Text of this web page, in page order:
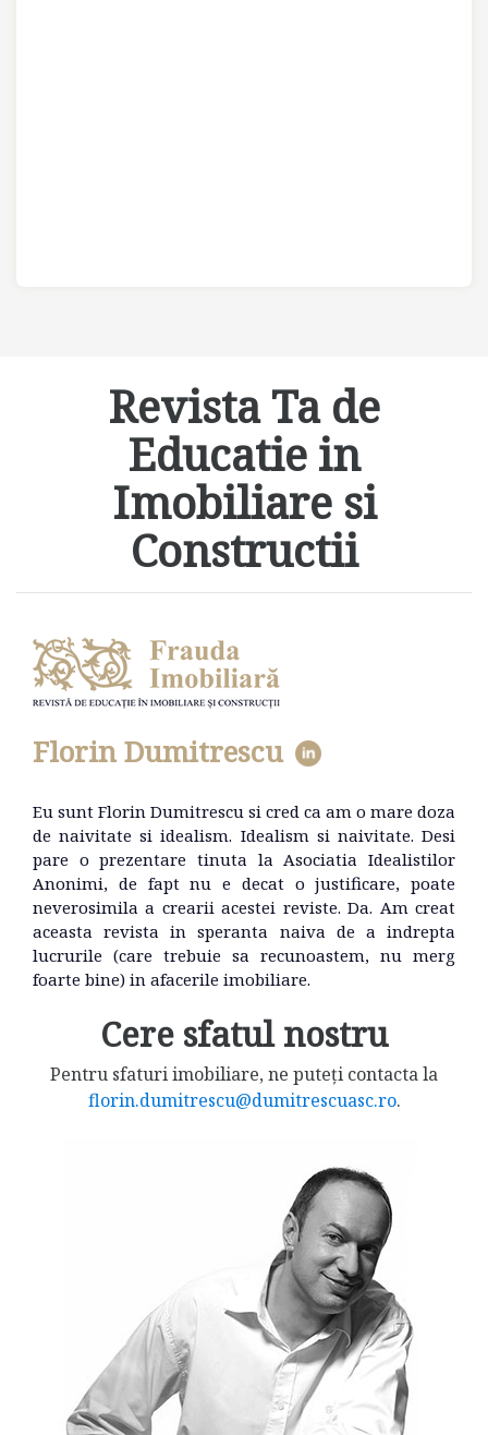
Revista Ta de
Educatie in
Imobiliare si
Constructii
Florin Dumitrescu
Eu sunt Florin Dumitrescu si cred ca am o mare doza
de naivitate si idealism. Idealism si naivitate. Desi
pare o prezentare tinuta la Asociatia Idealistilor
Anonimi, de fapt nu e decat o justificare, poate
neverosimila a crearii acestei reviste. Da. Am creat
aceasta revista in speranta naiva de a indrepta
lucrurile (care trebuie sa recunoastem, nu merg
foarte bine) in afacerile imobiliare.
Cere sfatul nostru
Pentru sfaturi imobiliare, ne puteți contacta la
florin.dumitrescu@dumitrescuasc.ro.